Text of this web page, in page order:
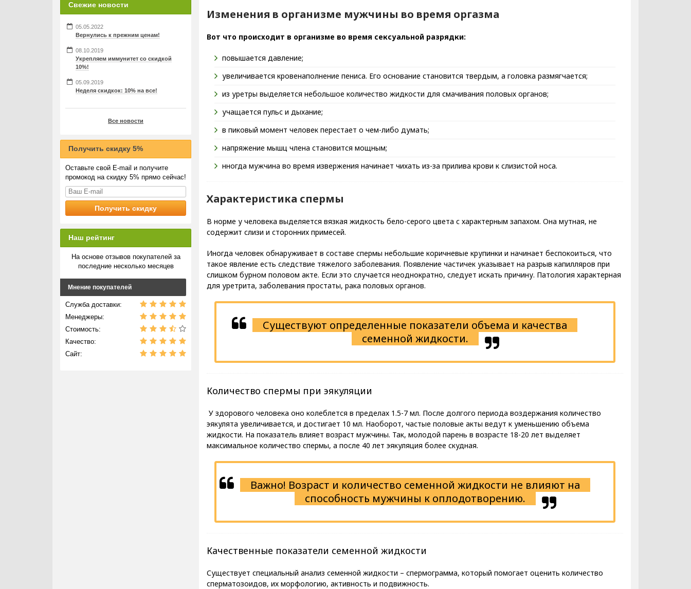
Изменения в организме мужчины во время оргазма
Вот что происходит в организме во время сексуальной разрядки:
повышается давление;
увеличивается кровенаполнение пениса. Его основание становится твердым, а головка размягчается;
из уретры выделяется небольшое количество жидкости для смачивания половых органов;
учащается пульс и дыхание;
в пиковый момент человек перестает о чем-либо думать;
напряжение мышц члена становится мощным;
нногда мужчина во время извержения начинает чихать из-за прилива крови к слизистой носа.
Характеристика спермы
В норме у человека выделяется вязкая жидкость бело-серого цвета с характерным запахом. Она мутная, не
содержит слизи и сторонних примесей.
Иногда человек обнаруживает в составе спермы небольшие коричневые крупинки и начинает беспокоиться, что
такое явление есть следствие тяжелого заболевания. Появление частичек указывает на разрыв капилляров при
слишком бурном половом акте. Если это случается неоднократно, следует искать причину. Патология характерная
для уретрита, заболевания простаты, рака половых органов.
Существуют определенные показатели объема и качества
семенной жидкости.
Количество спермы при эякуляции
У здорового человека оно колеблется в пределах 1.5-7 мл. После долгого периода воздержания количество
эякулята увеличивается, и достигает 10 мл. Наоборот, частые половые акты ведут к уменьшению объема
жидкости. На показатель влияет возраст мужчины. Так, молодой парень в возрасте 18-20 лет выделяет
максимальное количество спермы, а после 40 лет эякуляция более скудная.
Важно! Возраст и количество семенной жидкости не влияют на
способность мужчины к оплодотворению.
Качественные показатели семенной жидкости
Существует специальный анализ семенной жидкости – спермограмма, который помогает оценить количество
сперматозоидов, их морфологию, активность и подвижность.
Свежие новости
05.05.2022
Вернулись к прежним ценам!
08.10.2019
Укрепляем иммунитет со скидкой
10%!
05.09.2019
Неделя скидкок: 10% на все!
Все новости
Получить скидку 5%
Оставьте свой E-mail и получите
промокод на скидку 5% прямо сейчас!
Наш рейтинг
На основе отзывов покупателей за
последние несколько месяцев
Мнение покупателей
Служба доставки:
Менеджеры:
Стоимость:
Качество:
Сайт: